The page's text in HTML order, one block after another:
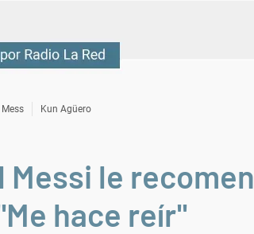
Mess Kun Agüero
Messi le
hace reír"